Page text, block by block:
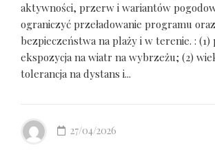
aktywności, przerw i wariantów
ograniczyć przeładowanie programu
bezpieczeństwa na plaży i w terenie. : (1)
ekspozycja na wiatr na wybrzeżu; (2)
tolerancja na dystans i...
27/04/2026